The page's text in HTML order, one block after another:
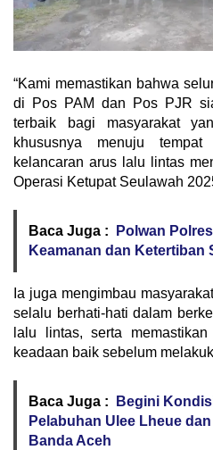
“Kami memastikan bahwa
di Pos PAM dan Pos PJR
terbaik bagi masyarakat
khususnya menuju
kelancaran arus lalu lintas
Operasi Ketupat Seulawah
Baca Juga :
Polwan
Keamanan dan Ketertiban
Ia juga mengimbau
selalu berhati-hati dalam
lalu lintas, serta
keadaan baik sebelum
Baca Juga :
Begini
Pelabuhan Ulee Lheue
Banda Aceh